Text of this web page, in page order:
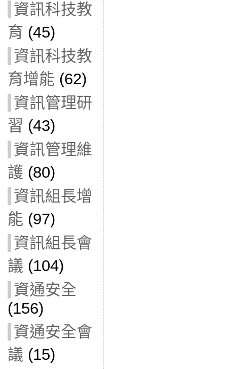
資訊科技教
育 (45)
資訊科技教
育增能 (62)
資訊管理研
習 (43)
資訊管理維
護 (80)
資訊組長增
能 (97)
資訊組長會
議 (104)
資通安全
(156)
資通安全會
議 (15)